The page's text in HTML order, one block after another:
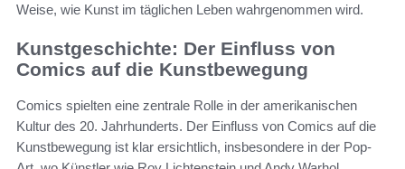
Weise, wie Kunst im täglichen Leben wahrgenommen wird.
Kunstgeschichte: Der Einfluss von
Comics auf die Kunstbewegung
Comics spielten eine zentrale Rolle in der amerikanischen
Kultur des 20. Jahrhunderts. Der Einfluss von Comics auf die
Kunstbewegung ist klar ersichtlich, insbesondere in der Pop-